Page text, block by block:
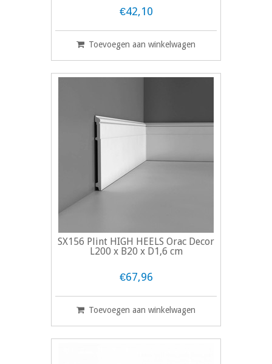
€42,10
Toevoegen aan winkelwagen
SX156 Plint HIGH HEELS Orac Decor
L200 x B20 x D1,6 cm
€67,96
Toevoegen aan winkelwagen